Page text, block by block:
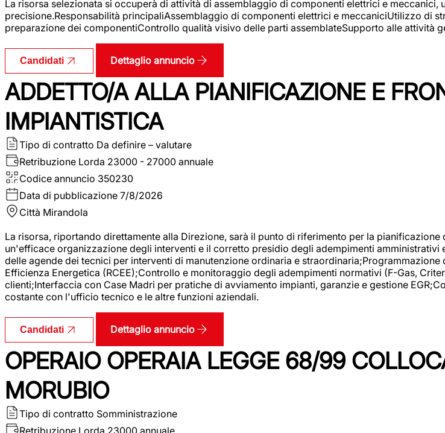
La risorsa selezionata si occuperà di attività di assemblaggio di componenti elettrici e
precisione.Responsabilità principaliAssemblaggio di componenti elettrici e meccaniciUtilizzo di
preparazione dei componentiControllo qualità visivo delle parti assemblateSupporto alle attività
Candidati Dettaglio annuncio
ADDETTO/A ALLA PIANIFICAZIONE E
IMPIANTISTICA
Tipo di contratto Da definire – valutare
Retribuzione Lorda 23000 - 27000 annuale
Codice annuncio 350230
Data di pubblicazione 7/8/2026
Città Mirandola
La risorsa, riportando direttamente alla Direzione, sarà il punto di riferimento per la
un'efficace organizzazione degli interventi e il corretto presidio degli adempimenti
delle agende dei tecnici per interventi di manutenzione ordinaria e
Efficienza Energetica (RCEE);Controllo e monitoraggio degli adempimenti normativi (F-Gas,
clienti;Interfaccia con Case Madri per pratiche di avviamento impianti, garanzie e gestione
costante con l'ufficio tecnico e le altre funzioni aziendali.
Candidati Dettaglio annuncio
OPERAIO OPERAIA LEGGE 68/99
MORUBIO
Tipo di contratto Somministrazione
Retribuzione Lorda 23000 annuale